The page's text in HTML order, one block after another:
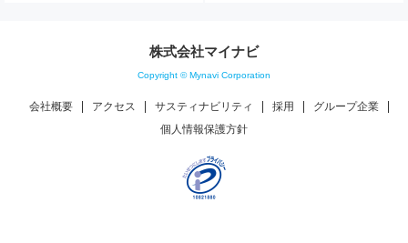
株式会社マイナビ
Copyright © Mynavi Corporation
会社概要 アクセス サスティナビリティ 採用
グループ企業
個人情報保護方針